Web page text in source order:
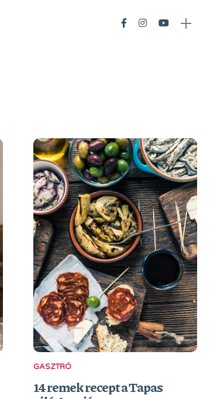
GASZTRÓ
14 remek recept a Tapas